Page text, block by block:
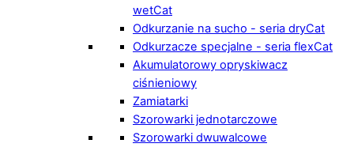
wetCat
Odkurzanie na sucho - seria dryCat
Odkurzacze specjalne - seria flexCat
Akumulatorowy opryskiwacz
ciśnieniowy
Zamiatarki
Szorowarki jednotarczowe
Szorowarki dwuwalcowe